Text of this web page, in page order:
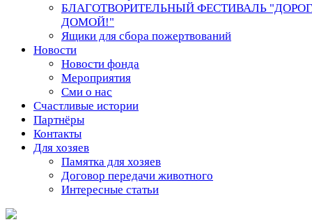
БЛАГОТВОРИТЕЛЬНЫЙ ФЕСТИВАЛЬ
ДОМОЙ!"
Ящики для сбора пожертвований
Новости
Новости фонда
Мероприятия
Сми о нас
Счастливые истории
Партнёры
Контакты
Для хозяев
Памятка для хозяев
Договор передачи животного
Интересные статьи